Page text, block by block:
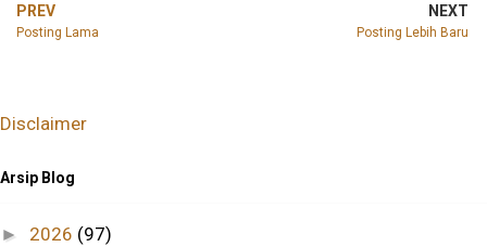
PREV
Posting Lama
NEXT
Posting Lebih Baru
Disclaimer
Arsip Blog
► 2026 (97)